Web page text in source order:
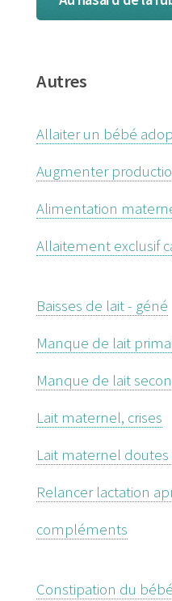
Autres
Allaiter un bébé
Augmenter
Alimentation
Allaitement exclusif
Baisses de lait - géné
Manque de lait
Manque de lait
Lait maternel, crises
Lait maternel doutes
Relancer lactation
compléments
Constipation du